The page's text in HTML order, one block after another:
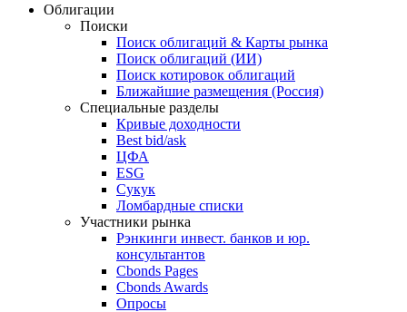
Облигации
Поиски
Поиск облигаций & Карты рынка
Поиск облигаций (ИИ)
Поиск котировок облигаций
Ближайшие размещения (Россия)
Специальные разделы
Кривые доходности
Best bid/ask
ЦФА
ESG
Сукук
Ломбардные списки
Участники рынка
Рэнкинги инвест. банков и юр.
консультантов
Cbonds Pages
Cbonds Awards
Опросы